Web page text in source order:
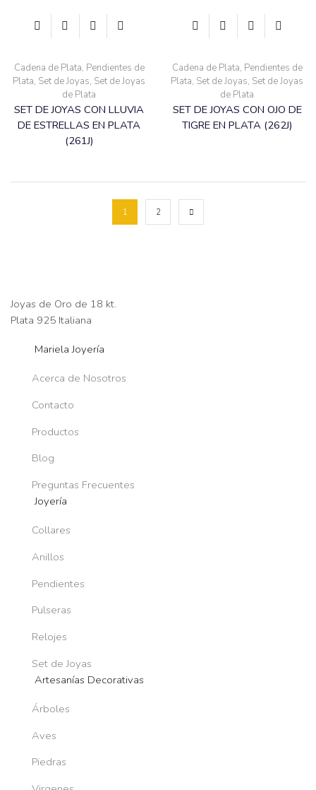
Cadena de Plata, Pendientes de
Plata, Set de Joyas, Set de Joyas
de Plata
SET DE JOYAS CON LLUVIA
DE ESTRELLAS EN PLATA
(261J)
Cadena de Plata, Pendientes de
Plata, Set de Joyas, Set de Joyas
de Plata
SET DE JOYAS CON OJO DE
TIGRE EN PLATA (262J)
1 2
Joyas de Oro de 18 kt.
Plata 925 Italiana
Mariela Joyería
Acerca de Nosotros
Contacto
Productos
Blog
Preguntas Frecuentes
Joyería
Collares
Anillos
Pendientes
Pulseras
Relojes
Set de Joyas
Artesanías Decorativas
Árboles
Aves
Piedras